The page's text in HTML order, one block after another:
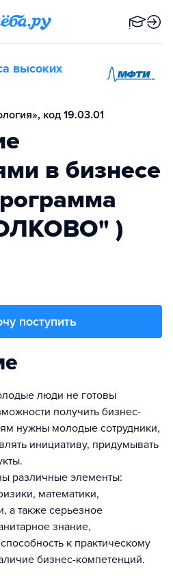
высоких
код 19.03.01
в бизнесе
)
поступить
люди не готовы
получить бизнес-
нужны молодые сотрудники,
инициативу, придумывать
различные элементы:
математики,
а также серьезное
знание,
к практическому
бизнес-компетенций.